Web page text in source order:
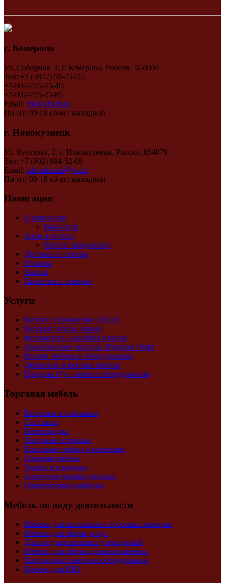
г. Кемерово
Ул. Соборная, 3, г. Кемерово, Россия, 650004
Тел: +7 (3842) 59-45-55;
+7-902-755-45-40;
+7-902-755-45-85
Email: ftk@sibvitr.ru
Пн-пт: 09-18 сб-вс: выходной
г. Новокузнецк
Ул. Кутузова, 2, г. Новокузнецк, Россия, 654079
Тел: +7 (902) 984-52-09
Email: sibvitrinank@ya.ru
Пн-пт: 09-18 сб-вс: выходной
Навигация
О компании
Вакансии
Заказ и оплата
Внести предоплату
Доставка и сборка
Отзывы
Акции
Гарантии и возврат
Услуги
Распил и кромление ЛДСП
Раскрой стекла, зеркал
Фотопечать, наклейка пленок
Окрашивание металла. Изделия Лофт
Ремонт мебели и оборудования
Демонтаж и монтаж мебели
Продажа б/у и нового оборудования
Торговая мебель
Витрины и прилавки
Стеллажи
Перегородки
Торговые островки
Кассовые стойки и ресепшен
Офисная мебель
Тумбы и подиумы
Защитные экраны для касс
Примерочные кабинки
Мебель по виду деятельности
Мебель для магазинов и торговых центров
Мебель для сферы услуг
Для государственных учреждений
Мебель для сферы здравоохранения
Торгово-выставочное оборудование
Мебель для ПВЗ